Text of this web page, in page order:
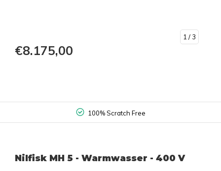
1 / 3
€8.175,00
100% Scratch Free
Nilfisk MH 5 - Warmwasser - 400 V